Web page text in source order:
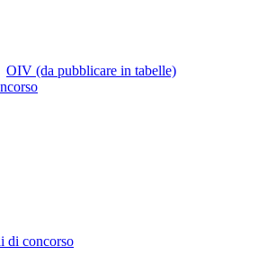
OIV (da pubblicare in tabelle)
di concorso